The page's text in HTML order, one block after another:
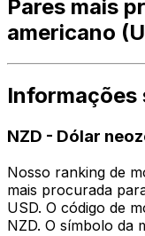
Pares mais
americano
Informações
NZD - Dólar
Nosso ranking de
mais procurada
USD. O código de
NZD. O símbolo da